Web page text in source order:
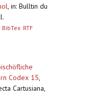
, in: Bulltin du
BibTex RTF
Codex 15,
Cartusiana,